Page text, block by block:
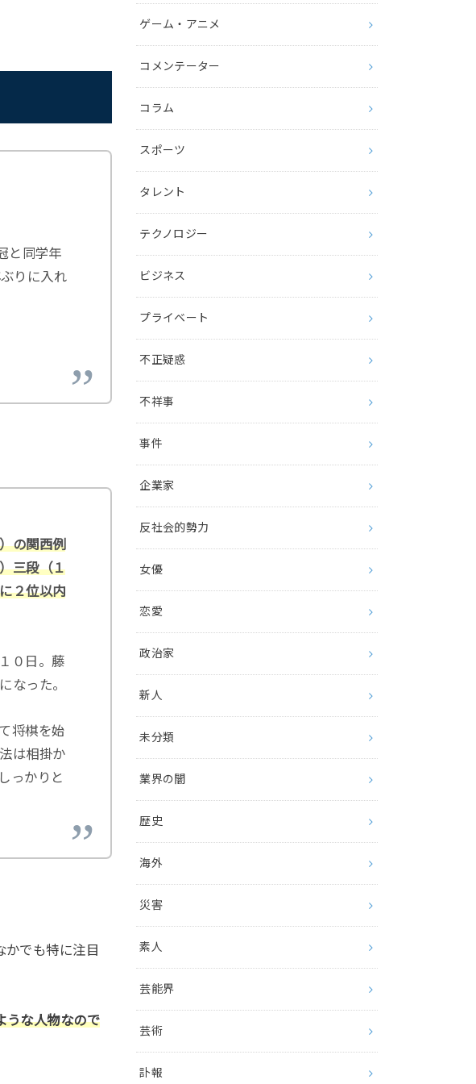
と同学年
りに入れ
の関西例
三段（１
２位以内
０日。藤
なった。
将棋を始
は相掛か
っかりと
かでも特に注目
うな人物なので
ゲーム・アニメ
コメンテーター
コラム
スポーツ
タレント
テクノロジー
ビジネス
プライベート
不正疑惑
不祥事
事件
企業家
反社会的勢力
女優
恋愛
政治家
新人
未分類
業界の闇
歴史
海外
災害
素人
芸能界
芸術
訃報